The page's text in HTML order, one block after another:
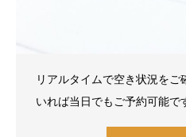
リアルタイムで空き状況を
いれば当日でもご予約可能で